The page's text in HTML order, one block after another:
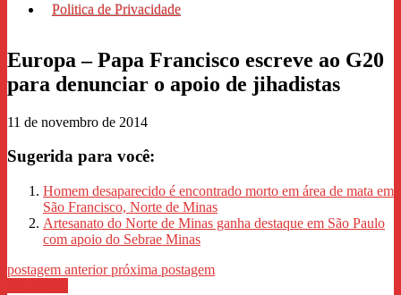
Politica de Privacidade
Europa – Papa Francisco escreve ao G20
para denunciar o apoio de jihadistas
11 de novembro de 2014
Sugerida para você:
Homem desaparecido é encontrado morto em área de mata em
São Francisco, Norte de Minas
Artesanato do Norte de Minas ganha destaque em São Paulo
com apoio do Sebrae Minas
postagem anteriorpróxima postagem